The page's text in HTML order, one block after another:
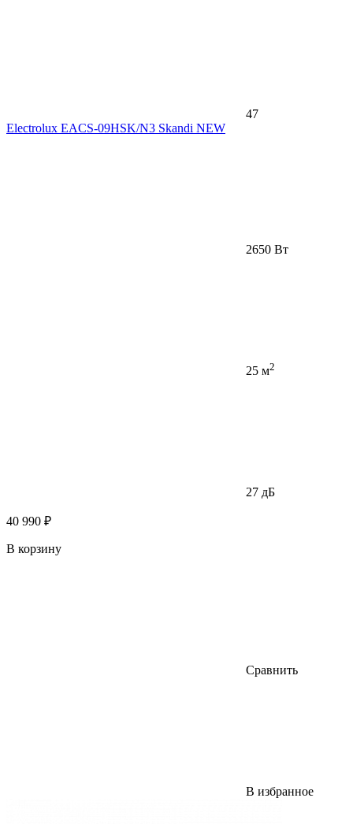
47
Electrolux EACS-09HSK/N3 Skandi NEW
2650 Вт
25 м2
27 дБ
40 990 ₽
В корзину
Сравнить
В избранное